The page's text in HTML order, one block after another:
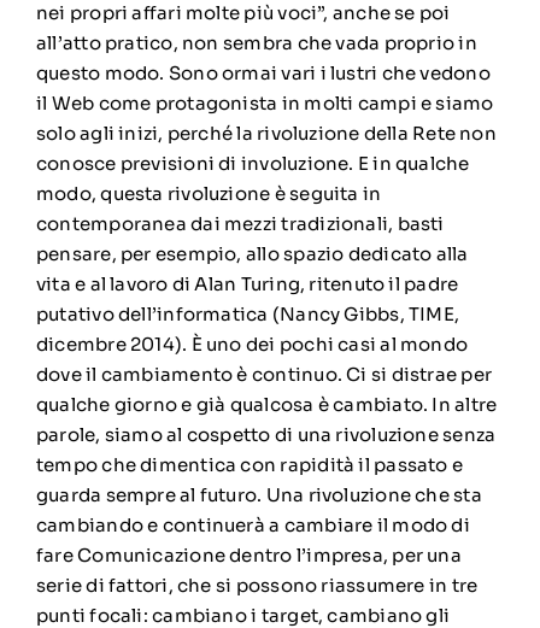
nei propri affari molte più voci”, anche se poi
all’atto pratico, non sembra che vada proprio in
questo modo. Sono ormai vari i lustri che vedono
il Web come protagonista in molti campi e siamo
solo agli inizi, perché la rivoluzione della Rete non
conosce previsioni di involuzione. E in qualche
modo, questa rivoluzione è seguita in
contemporanea dai mezzi tradizionali, basti
pensare, per esempio, allo spazio dedicato alla
vita e al lavoro di Alan Turing, ritenuto il padre
putativo dell’informatica (Nancy Gibbs, TIME,
dicembre 2014). È uno dei pochi casi al mondo
dove il cambiamento è continuo. Ci si distrae per
qualche giorno e già qualcosa è cambiato. In altre
parole, siamo al cospetto di una rivoluzione senza
tempo che dimentica con rapidità il passato e
guarda sempre al futuro. Una rivoluzione che sta
cambiando e continuerà a cambiare il modo di
fare Comunicazione dentro l’impresa, per una
serie di fattori, che si possono riassumere in tre
punti focali: cambiano i target, cambiano gli